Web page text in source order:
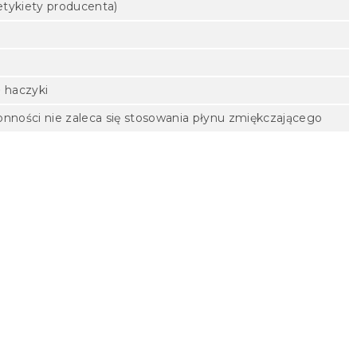
producenta)
haczyki
nie zaleca się stosowania płynu zmiękczającego